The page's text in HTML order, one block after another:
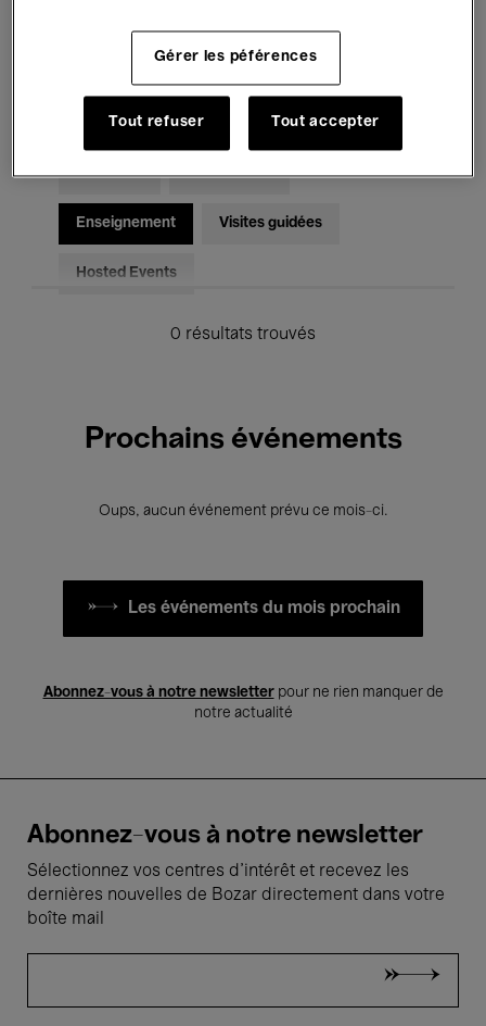
Musique classique Global Music
Musique électronique
Pour tous Kids’ Palace
Enseignement Visites guidées
Hosted Events
0 résultats trouvés
Prochains événements
Oups, aucun événement prévu ce mois-ci.
Les événements du mois prochain
Abonnez-vous à notre newsletterpour ne rien manquer de
notre actualité
Abonnez-vous à notre newsletter
Sélectionnez vos centres d'intérêt et recevez les
dernières nouvelles de Bozar directement dans votre
boîte mail
Gérer les péférences
Tout refuser Tout accepter